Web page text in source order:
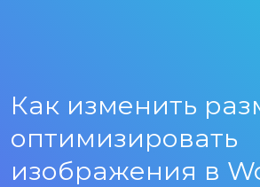
Как изменить
оптимизировать
изображения в